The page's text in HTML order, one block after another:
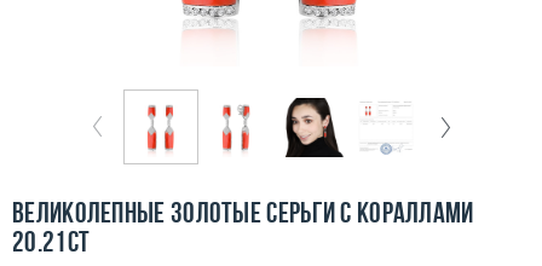
Покупка и оплата
Ломбард
Великолепные золотые серьги с кораллами
20.21ct